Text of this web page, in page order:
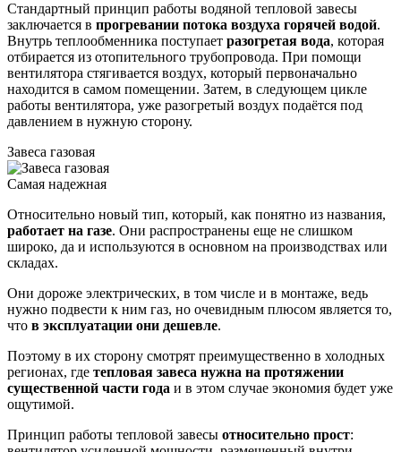
Стандартный принцип работы водяной тепловой завесы
заключается в прогревании потока воздуха горячей водой.
Внутрь теплообменника поступает разогретая вода, которая
отбирается из отопительного трубопровода. При помощи
вентилятора стягивается воздух, который первоначально
находится в самом помещении. Затем, в следующем цикле
работы вентилятора, уже разогретый воздух подаётся под
давлением в нужную сторону.
Завеса газовая
Самая надежная
Относительно новый тип, который, как понятно из названия,
работает на газе. Они распространены еще не слишком
широко, да и используются в основном на производствах или
складах.
Они дороже электрических, в том числе и в монтаже, ведь
нужно подвести к ним газ, но очевидным плюсом является то,
что в эксплуатации они дешевле.
Поэтому в их сторону смотрят преимущественно в холодных
регионах, где тепловая завеса нужна на протяжении
существенной части года и в этом случае экономия будет уже
ощутимой.
Принцип работы тепловой завесы относительно прост: